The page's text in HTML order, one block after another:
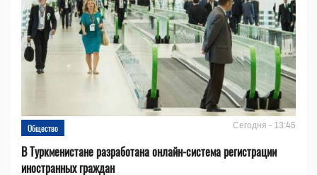
Общество Сегодня - 13:45
В Туркменистане разработана онлайн-система регистрации
иностранных граждан